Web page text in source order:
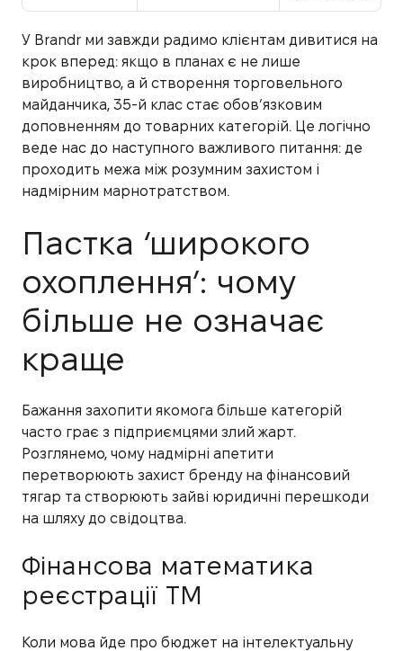
У Brandr ми завжди радимо клієнтам дивитися на
крок вперед: якщо в планах є не лише
виробництво, а й створення торговельного
майданчика, 35-й клас стає обов’язковим
доповненням до товарних категорій. Це логічно
веде нас до наступного важливого питання: де
проходить межа між розумним захистом і
надмірним марнотратством.
Пастка ‘широкого
охоплення’: чому
більше не означає
краще
Бажання захопити якомога більше категорій
часто грає з підприємцями злий жарт.
Розглянемо, чому надмірні апетити
перетворюють захист бренду на фінансовий
тягар та створюють зайві юридичні перешкоди
на шляху до свідоцтва.
Фінансова математика
реєстрації ТМ
Коли мова йде про бюджет на інтелектуальну